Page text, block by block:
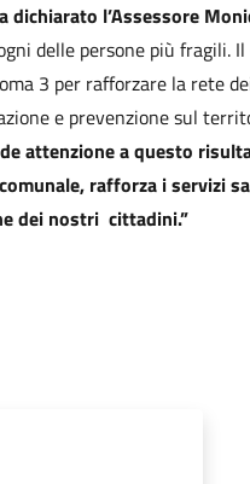
dichiarato l’Assessore
delle persone più fragili.
3 per rafforzare la rete
e prevenzione sul
attenzione a questo
rafforza i servizi
dei nostri cittadini.”